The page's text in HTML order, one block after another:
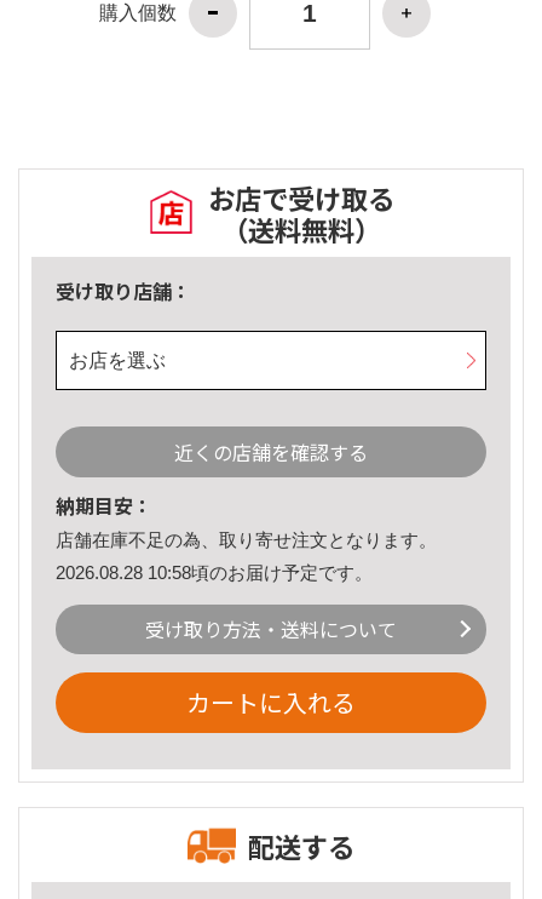
購入個数
お店で受け取る
（送料無料）
受け取り店舗：
お店を選ぶ
近くの店舗を確認する
納期目安：
店舗在庫不足の為、取り寄せ注文となります。
2026.08.28 10:58頃のお届け予定です。
受け取り方法・送料について
カートに入れる
配送する